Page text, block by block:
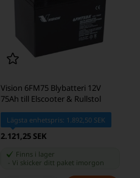
Vision 6FM75 Blybatteri 12V
75Ah till Elscooter & Rullstol
Lägsta enhetspris: 1.892,50 SEK
2.121,25 SEK
Finns i lager
Vi skicker ditt paket imorgon